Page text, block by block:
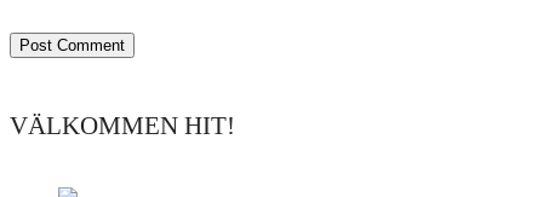
VÄLKOMMEN HIT!